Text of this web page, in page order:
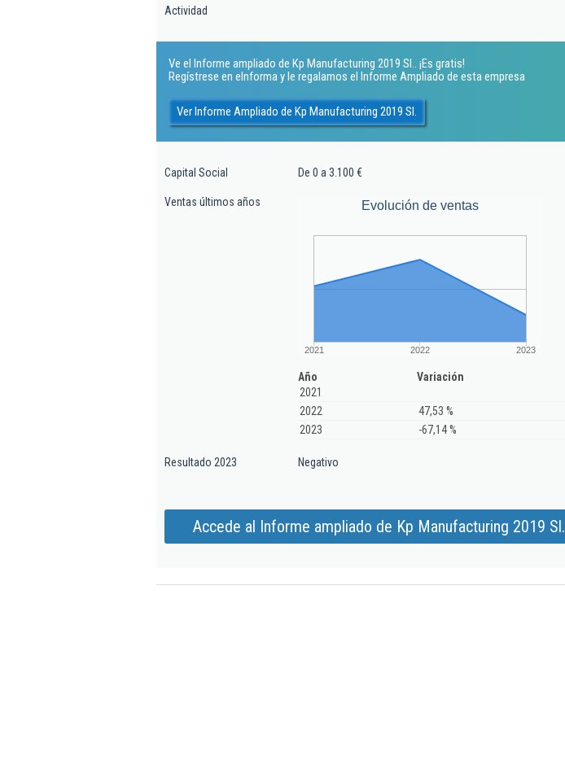
Actividad
Ve el Informe ampliado de Kp Manufacturing 2019 Sl.. ¡Es gratis!
Regístrese en eInforma y le regalamos el Informe Ampliado de esta empresa
Ver Informe Ampliado de Kp Manufacturing 2019 Sl.
Capital Social De 0 a 3.100 €
Ventas últimos años Evolución de ventas
2021 2022 2023
Año
Variación
2021
2022
47,53 %
2023
-67,14 %
Resultado 2023 Negativo
Accede al Informe ampliado de Kp Manufacturing 2019 Sl.